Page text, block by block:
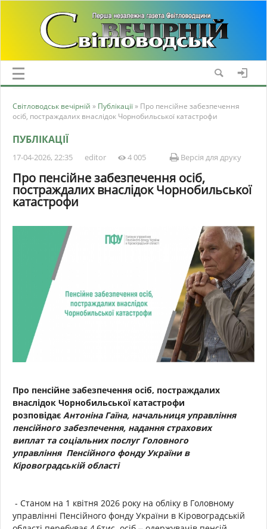
Світловодськ вечірній » Публікації» Про пенсійне забезпечення
осіб, постраждалих внаслідок Чорнобильської катастрофи
ПУБЛІКАЦІЇ
17-04-2026, 22:35 editor 4 005 Версія для друку
Про пенсійне забезпечення осіб,
постраждалих внаслідок Чорнобильської
катастрофи
Про пенсійне забезпечення осіб, постраждалих
внаслідок Чорнобильської катастрофи
розповідає Антоніна Гаїна, начальниця управління
пенсійного забезпечення, надання страхових
виплат та соціальних послуг Головного
управління Пенсійного фонду України в
Кіровоградській області
- Станом на 1 квітня 2026 року на обліку в Головному
управлінні Пенсійного фонду України в Кіровоградській